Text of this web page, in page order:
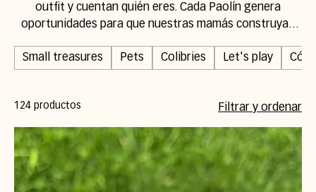
outfit y cuentan quién eres. Cada Paolín genera
oportunidades para que nuestras mamás construyan
Small treasures
Pets Colibries Let's play
124 productos Filtrar y ordenar